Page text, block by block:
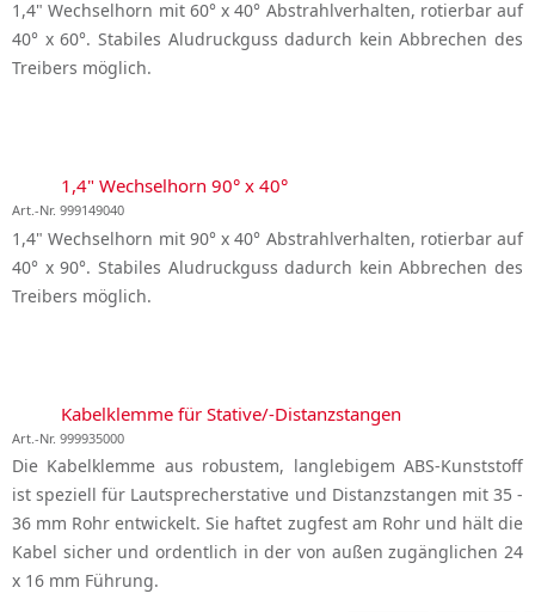
1,4" Wechselhorn mit 60° x 40° Abstrahlverhalten, rotierbar auf
40° x 60°. Stabiles Aludruckguss dadurch kein Abbrechen des
Treibers möglich.
1,4" Wechselhorn 90° x 40°
Art.-Nr. 999149040
1,4" Wechselhorn mit 90° x 40° Abstrahlverhalten, rotierbar auf
40° x 90°. Stabiles Aludruckguss dadurch kein Abbrechen des
Treibers möglich.
Kabelklemme für Stative/-Distanzstangen
Art.-Nr. 999935000
Die Kabelklemme aus robustem, langlebigem ABS-Kunststoff
ist speziell für Lautsprecherstative und Distanzstangen mit 35 -
36 mm Rohr entwickelt. Sie haftet zugfest am Rohr und hält die
Kabel sicher und ordentlich in der von außen zugänglichen 24
x 16 mm Führung.